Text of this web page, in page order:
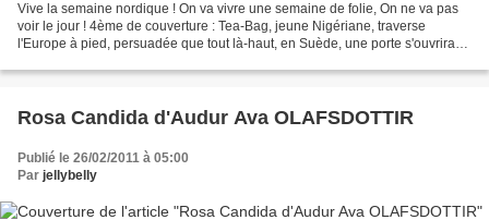
Vive la semaine nordique ! On va vivre une semaine de folie, On ne va pas
voir le jour ! 4ème de couverture : Tea-Bag, jeune Nigériane, traverse
l'Europe à pied, persuadée que tout là-haut, en Suède, une porte s'ouvrira
Rosa Candida d'Audur Ava OLAFSDOTTIR
Publié le 26/02/2011 à 05:00
Par jellybelly